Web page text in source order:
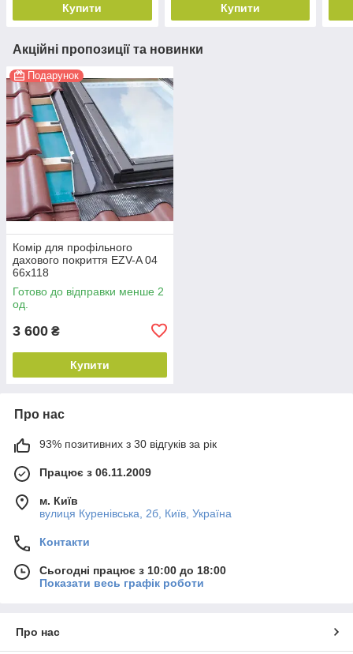
Купити Купити
Акційні пропозиції та новинки
Подарунок
Комір для профільного
дахового покриття EZV-A 04
66х118
Готово до відправки менше 2
од.
3 600 ₴
Купити
Про нас
93% позитивних з 30 відгуків за рік
Працює з 06.11.2009
м. Київ
вулиця Куренівська, 2б, Київ, Україна
Контакти
Сьогодні працює з 10:00 до 18:00
Показати весь графік роботи
Про нас